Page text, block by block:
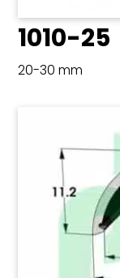
1010-25
20-30 mm